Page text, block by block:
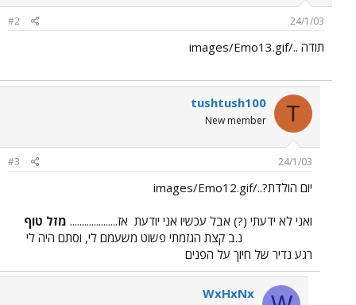
24/1/03
#2
תודה ../images/Emo13.gif
T
tushtush100
New member
24/1/03
#3
יום הולדת?../images/Emo12.gif
ואני לא ידעתי (?) אבל עכשיו אני יודעת אז.................... מזל טוף
נ.ב קצת הגזמתי פשוט משעמם לי, וסתם היה לי
רגע נדיר של חיוך על הפנים
WxHxNx